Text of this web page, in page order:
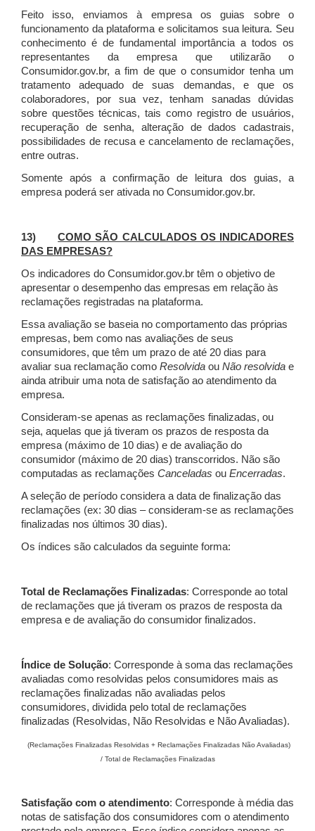
Feito isso, enviamos à empresa os guias sobre o
funcionamento da plataforma e solicitamos sua leitura. Seu
conhecimento é de fundamental importância a todos os
representantes da empresa que utilizarão o
Consumidor.gov.br, a fim de que o consumidor tenha um
tratamento adequado de suas demandas, e que os
colaboradores, por sua vez, tenham sanadas dúvidas
sobre questões técnicas, tais como registro de usuários,
recuperação de senha, alteração de dados cadastrais,
possibilidades de recusa e cancelamento de reclamações,
entre outras.
Somente após a confirmação de leitura dos guias, a
empresa poderá ser ativada no Consumidor.gov.br.
13)COMO SÃO CALCULADOS OS INDICADORES
DAS EMPRESAS?
Os indicadores do Consumidor.gov.br têm o objetivo de
apresentar o desempenho das empresas em relação às
reclamações registradas na plataforma.
Essa avaliação se baseia no comportamento das próprias
empresas, bem como nas avaliações de seus
consumidores, que têm um prazo de até 20 dias para
avaliar sua reclamação como Resolvida ou Não resolvida e
ainda atribuir uma nota de satisfação ao atendimento da
empresa.
Consideram-se apenas as reclamações finalizadas, ou
seja, aquelas que já tiveram os prazos de resposta da
empresa (máximo de 10 dias) e de avaliação do
consumidor (máximo de 20 dias) transcorridos. Não são
computadas as reclamações Canceladas ou Encerradas.
A seleção de período considera a data de finalização das
reclamações (ex: 30 dias – consideram-se as reclamações
finalizadas nos últimos 30 dias).
Os índices são calculados da seguinte forma:
Total de Reclamações Finalizadas: Corresponde ao total
de reclamações que já tiveram os prazos de resposta da
empresa e de avaliação do consumidor finalizados.
Índice de Solução: Corresponde à soma das reclamações
avaliadas como resolvidas pelos consumidores mais as
reclamações finalizadas não avaliadas pelos
consumidores, dividida pelo total de reclamações
finalizadas (Resolvidas, Não Resolvidas e Não Avaliadas).
(Reclamações Finalizadas Resolvidas + Reclamações Finalizadas Não Avaliadas)
/ Total de Reclamações Finalizadas
Satisfação com o atendimento: Corresponde à média das
notas de satisfação dos consumidores com o atendimento